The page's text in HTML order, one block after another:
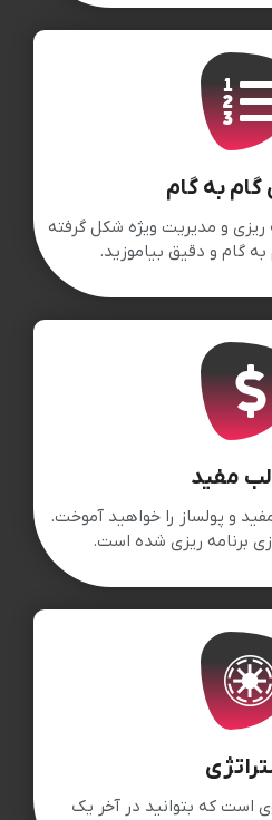
به گام
ریزی و مدیریت ویژه شکل گرفته
به گام و دقیق بیاموزید.
مفید
و پولساز را خواهید آموخت.
برنامه ریزی شده است.
است که بتوانید در آخر یک